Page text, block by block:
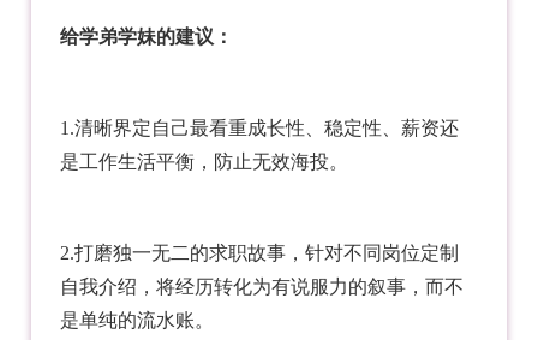
给学弟学妹的建议：
1.清晰界定自己最看重成长性、稳定性、薪资还
是工作生活平衡，防止无效海投。
2.打磨独一无二的求职故事，针对不同岗位定制
自我介绍，将经历转化为有说服力的叙事，而不
是单纯的流水账。